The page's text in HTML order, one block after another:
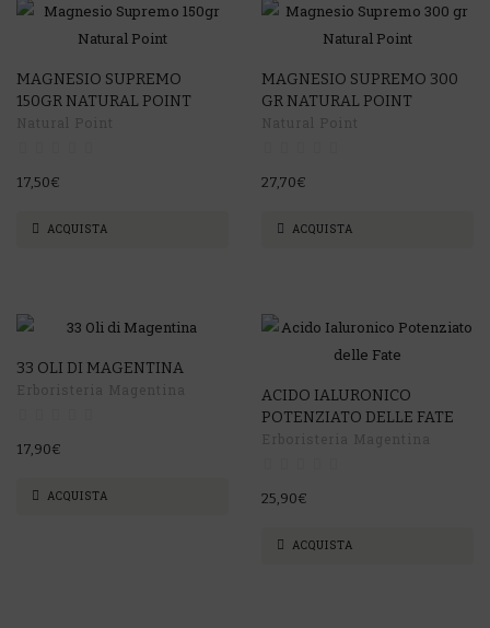
MAGNESIO SUPREMO
150GR NATURAL POINT
17,50€
ACQUISTA
MAGNESIO SUPREMO 300
GR NATURAL POINT
27,70€
ACQUISTA
33 OLI DI MAGENTINA
17,90€
ACQUISTA
ACIDO IALURONICO
POTENZIATO DELLE FATE
25,90€
ACQUISTA